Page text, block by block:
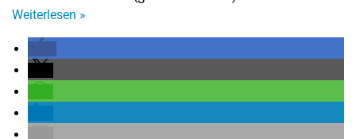
Weiterlesen »